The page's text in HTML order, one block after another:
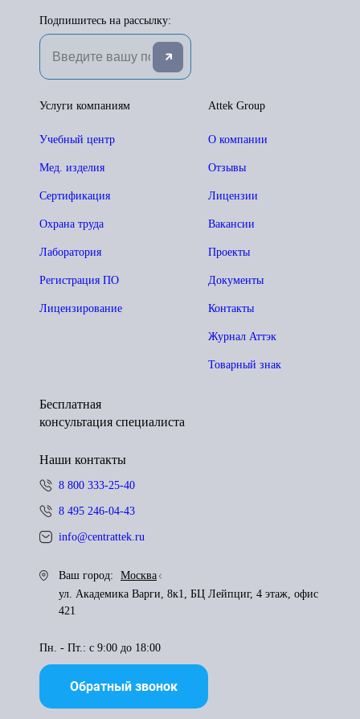
Подпишитесь на рассылку:
Attek Group
О компании
Отзывы
Лицензии
Вакансии
Проекты
Документы
Контакты
Журнал Аттэк
Товарный знак
Услуги компаниям
Учебный центр
Мед. изделия
Сертификация
Охрана труда
Лаборатория
Регистрация ПО
Лицензирование
Бесплатная
консультация специалиста
Наши контакты
8 800 333-25-40
8 495 246-04-43
info@centrattek.ru
Ваш город:
Москва
ул. Академика Варги, 8к1, БЦ Лейпциг, 4 этаж, офис
421
Пн. - Пт.: с 9:00 до 18:00
Обратный звонок